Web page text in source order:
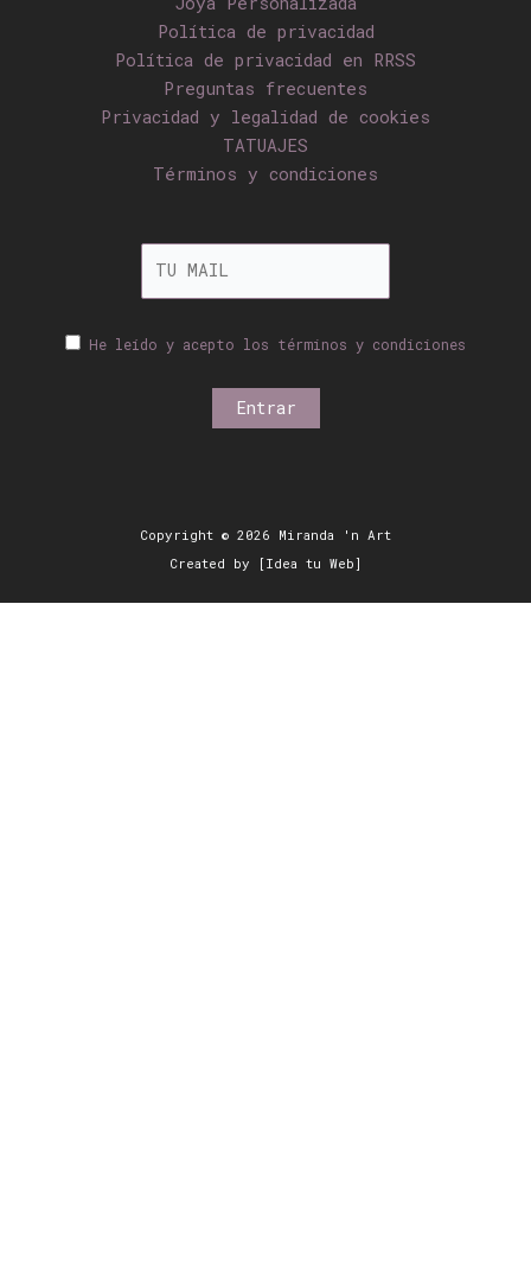
Política de privacidad
Política de privacidad en RRSS
Preguntas frecuentes
Privacidad y legalidad de cookies
TATUAJES
Términos y condiciones
He leído y acepto los términos y condiciones
Copyright © 2026 Miranda 'n Art
Created by [Idea tu Web]